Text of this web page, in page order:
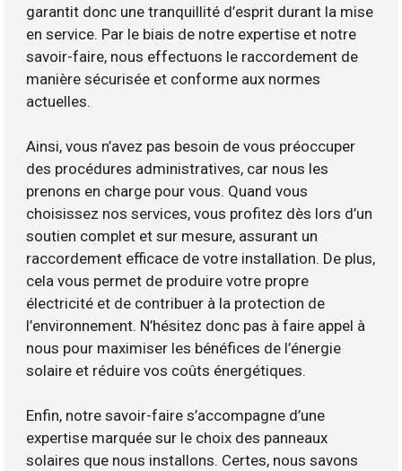
garantit donc une tranquillité d’esprit durant la mise
en service. Par le biais de notre expertise et notre
savoir-faire, nous effectuons le raccordement de
manière sécurisée et conforme aux normes
actuelles.
Ainsi, vous n’avez pas besoin de vous préoccuper
des procédures administratives, car nous les
prenons en charge pour vous. Quand vous
choisissez nos services, vous profitez dès lors d’un
soutien complet et sur mesure, assurant un
raccordement efficace de votre installation. De plus,
cela vous permet de produire votre propre
électricité et de contribuer à la protection de
l’environnement. N’hésitez donc pas à faire appel à
nous pour maximiser les bénéfices de l’énergie
solaire et réduire vos coûts énergétiques.
Enfin, notre savoir-faire s’accompagne d’une
expertise marquée sur le choix des panneaux
solaires que nous installons. Certes, nous savons